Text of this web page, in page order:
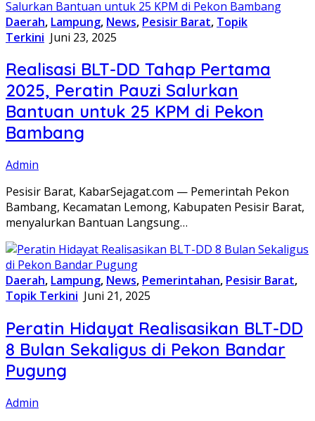
Daerah, Lampung, News, Pesisir Barat, Topik
Terkini Juni 23, 2025
Realisasi BLT-DD Tahap Pertama
2025, Peratin Pauzi Salurkan
Bantuan untuk 25 KPM di Pekon
Bambang
Admin
Pesisir Barat, KabarSejagat.com — Pemerintah Pekon
Bambang, Kecamatan Lemong, Kabupaten Pesisir Barat,
menyalurkan Bantuan Langsung…
Daerah, Lampung, News, Pemerintahan, Pesisir Barat,
Topik Terkini Juni 21, 2025
Peratin Hidayat Realisasikan BLT-DD
8 Bulan Sekaligus di Pekon Bandar
Pugung
Admin